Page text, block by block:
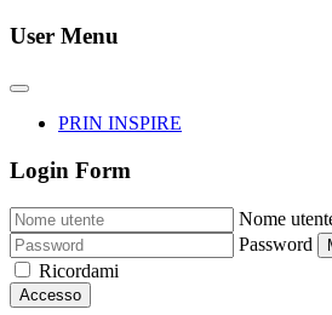
User Menu
PRIN INSPIRE
Login Form
Nome
Password
Ricordami
Accesso